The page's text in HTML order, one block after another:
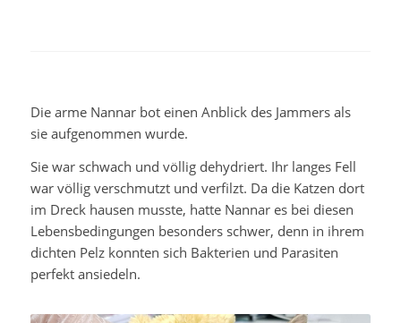
Die arme Nannar bot einen Anblick des Jammers als
sie aufgenommen wurde.
Sie war schwach und völlig dehydriert. Ihr langes Fell
war völlig verschmutzt und verfilzt. Da die Katzen dort
im Dreck hausen musste, hatte Nannar es bei diesen
Lebensbedingungen besonders schwer, denn in ihrem
dichten Pelz konnten sich Bakterien und Parasiten
perfekt ansiedeln.